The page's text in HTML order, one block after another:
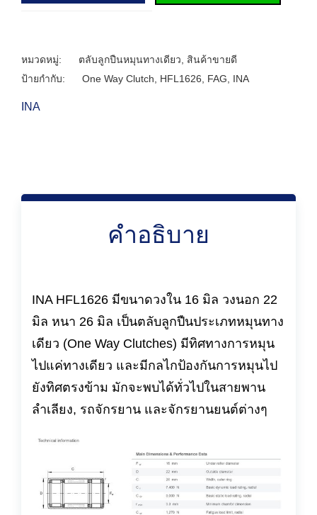
หมวดหมู่: ตลับลูกปืนหมุนทางเดียว
สินค้าขายดี
ป้ายกำกับ:
One Way Clutch HFL1626 FAG INA
INA
คำอธิบาย
INA HFL1626 มีขนาดวงใน 16 มิล วงนอก 22
มิล หนา 26 มิล เป็นตลับลูกปืนประเภทหมุนทาง
เดียว (One Way Clutches) มีทิศทางการหมุน
ไปแค่ทางเดียว และมีกลไกป้องกันการหมุนไป
ยังทิศตรงข้าม มักจะพบได้ทั่วไปในสายพาน
ลำเลียง, รถจักรยาน และจักรยานยนต์ต่างๆ